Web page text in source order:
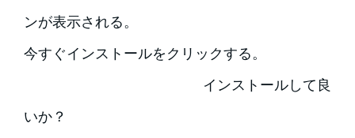
ンが表示される。
今すぐインストールをクリックする。
インストールして良
いか？